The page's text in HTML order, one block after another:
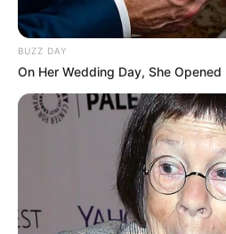
BUZZ DAY
On Her Wedding Day, She